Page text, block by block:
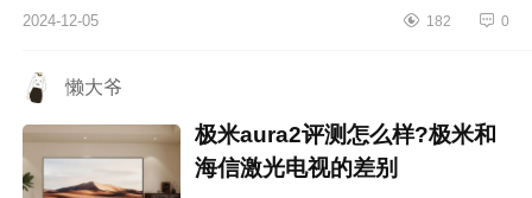
下面小编为大家介绍下v8e和v8epro
2024-12-05 182 0
懒大爷
极米aura2评测怎么样?极米和
海信激光电视的差别